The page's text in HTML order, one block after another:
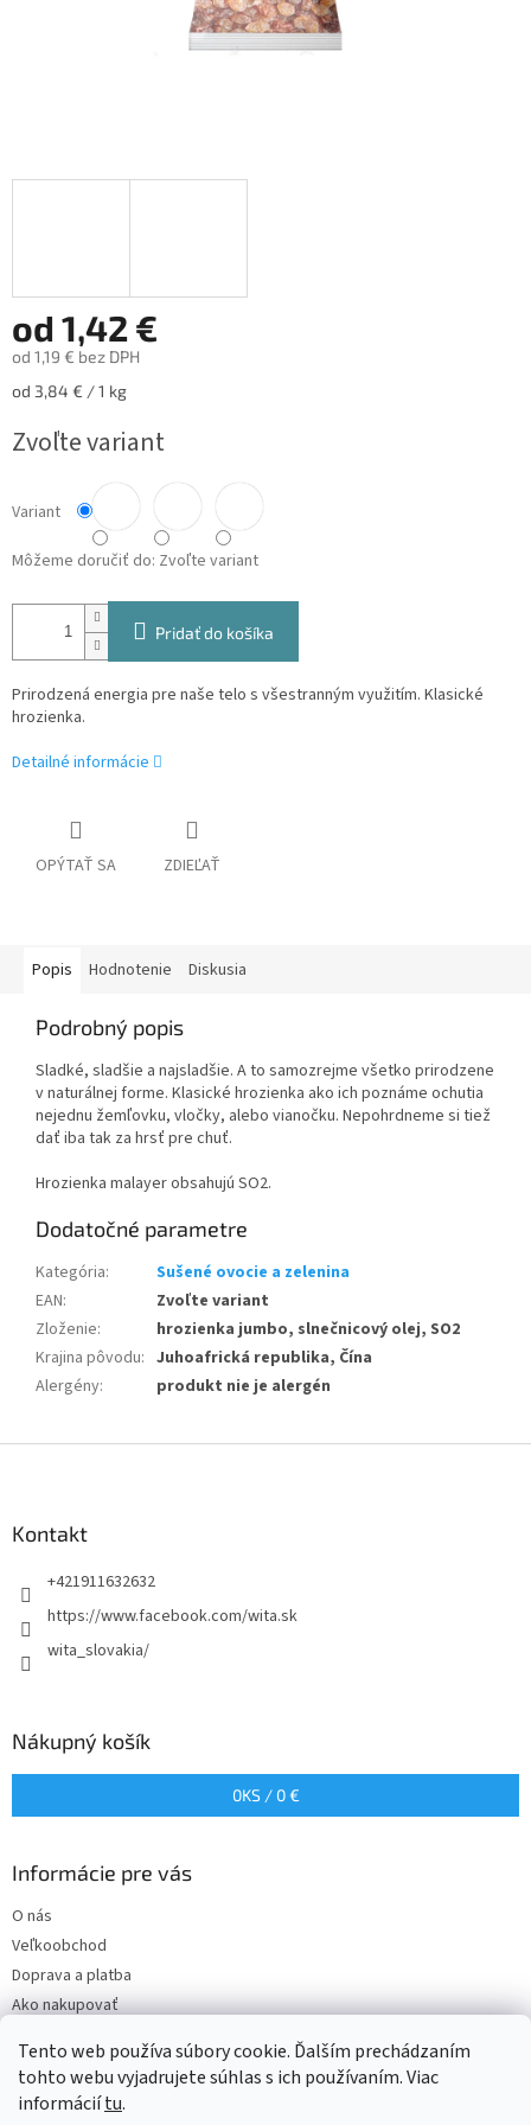
Tento web používa súbory cookie. Ďalším prechádzaním
tohto webu vyjadrujete súhlas s ich používaním. Viac
informáciítu.
od 1,42 €
od 1,19 € bez DPH
Jednotková
od 3,84 € / 1 kg
Zvoľte variant
Variant
Môžeme doručiť do: Zvoľte variant
Pridať do košíka
Prirodzená energia pre naše telo s všestranným využitím. Klasické
hrozienka.
Detailné informácie
OPÝTAŤ SA ZDIEĽAŤ
Popis Hodnotenie Diskusia
Podrobný popis
Sladké, sladšie a najsladšie. A to samozrejme všetko prirodzene
v naturálnej forme. Klasické hrozienka ako ich poznáme ochutia
nejednu žemľovku, vločky, alebo vianočku. Nepohrdneme si tiež
dať iba tak za hrsť pre chuť.
Hrozienka malayer obsahujú SO2.
Dodatočné parametre
Kategória:
Sušené ovocie a zelenina
EAN:
Zvoľte variant
Zloženie:
hrozienka jumbo, slnečnicový olej, SO2
Krajina pôvodu: Juhoafrická republika, Čína
Alergény: produkt nie je alergén
Kontakt
+421911632632
https://www.facebook.com/wita.sk
wita_slovakia/
Nákupný košík
0KS / 0 €
Informácie pre vás
O nás
Veľkoobchod
Doprava a platba
Ako nakupovať
Podmienky ochrany osobných údajov